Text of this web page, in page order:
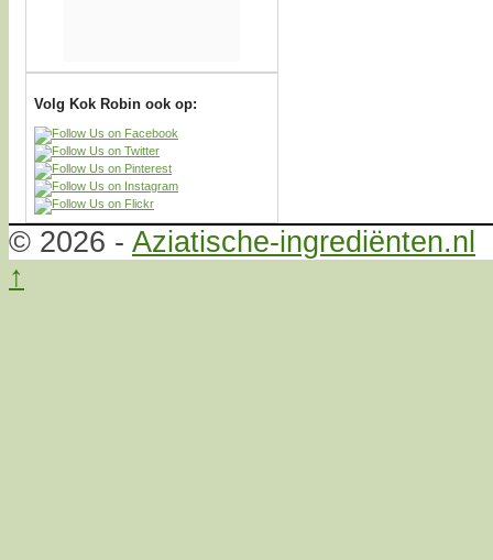
Volg Kok Robin ook op:
© 2026 - Aziatische-ingrediënten.nl
↑